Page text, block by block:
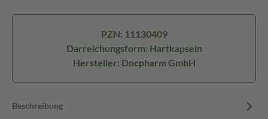
PZN: 11130409
Darreichungsform: Hartkapseln
Hersteller: Docpharm GmbH
Beschreibung